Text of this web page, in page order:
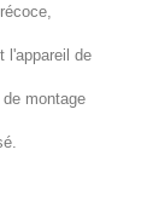
l'appareil de
montage